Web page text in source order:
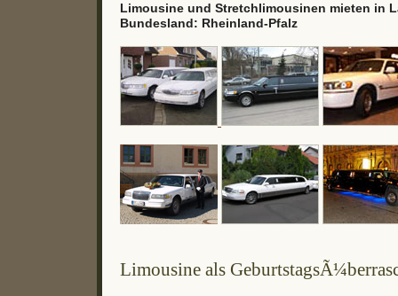
Limousine und Stretchlimousinen mieten in
Bundesland: Rheinland-Pfalz
Limousine als